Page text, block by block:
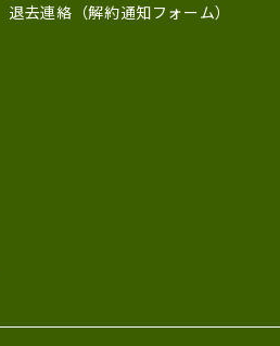
退去連絡（解約通知フォーム）